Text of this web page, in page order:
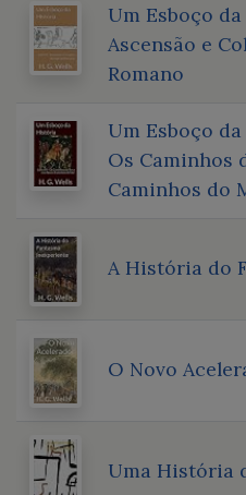
Um Esboço
Ascensão e
Romano
Um Esboço
Os Caminhos
Caminhos do
A História do
O Novo
Uma História